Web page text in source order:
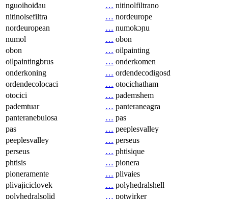
nguoihoiđau
… nitinolfiltrano
nitinolsefiltra
… nordeurope
nordeuropean
… numokɔɲu
numol
… obon
obon
… oilpainting
oilpaintingbrus
… onderkomen
onderkoning
… ordendecodigosd
ordendecolocaci
… otocichatham
otocici
… pademshem
pademtuar
… panteraneagra
panteranebulosa
… pas
pas
… peeplesvalley
peeplesvalley
… perseus
perseus
… phtisique
phtisis
… pionera
pioneramente
… plivaies
plivajiciclovek
… polyhedralshell
polyhedralsolid
… potwirker